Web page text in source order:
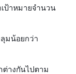
ป้าหมายจำนวน
มน้อยกว่า
างกันไปตาม